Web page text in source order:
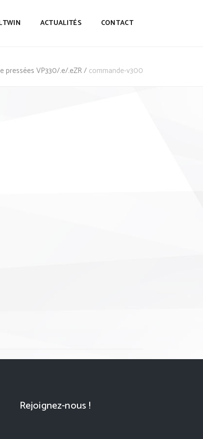
ACTUALITÉS CONTACT
pressées VP330/.e/.eZR/ commande-v300
Rejoignez-nous !